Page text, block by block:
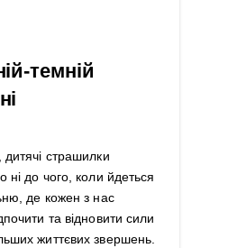
темній
страшилки
ні до чого, коли йдеться
де кожен з нас
та відновити сили
життєвих звершень.